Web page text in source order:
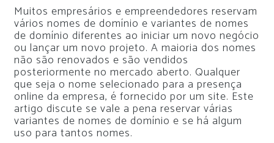
Muitos empresários e empreendedores reservam
vários nomes de domínio e variantes de nomes
de domínio diferentes ao iniciar um novo negócio
ou lançar um novo projeto. A maioria dos nomes
não são renovados e são vendidos
posteriormente no mercado aberto. Qualquer
que seja o nome selecionado para a presença
online da empresa, é fornecido por um site. Este
artigo discute se vale a pena reservar várias
variantes de nomes de domínio e se há algum
uso para tantos nomes.